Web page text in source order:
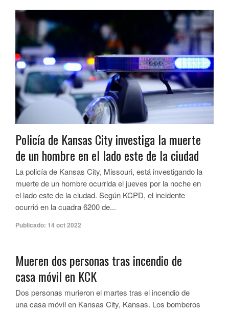
Policía de Kansas City investiga la muerte
de un hombre en el lado este de la ciudad
La policía de Kansas City, Missouri, está investigando la
muerte de un hombre ocurrida el jueves por la noche en
el lado este de la ciudad. Según KCPD, el incidente
ocurrió en la cuadra 6200 de...
Publicado: 14 oct 2022
Mueren dos personas tras incendio de
casa móvil en KCK
Dos personas murieron el martes tras el incendio de
una casa móvil en Kansas City, Kansas. Los bomberos